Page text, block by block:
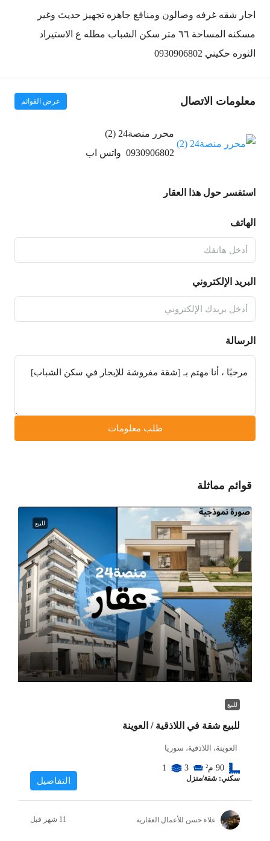
اجار شقه غرفه وصالون ومنافع جاهزه تجهيز حديث وغير
مسكنه المساحة ٦٦ متر سكن الشباب مطله ع الاستيراد
الثوره حكيني 0930906802
معلومات الاتصال عرض القوائم
محرر منصة24 (2)
0930906802 واتس اب
استفسر حول هذا العقار
الهاتف
البريد الإلكتروني
الرسالة
طلب معلومات
قوائم مماثلة
للبيع
للبيع
للبيع شقة في اللاذقية / العوينة
العوينة، اللاذقية، سوريا
90 م² 3
1
سكني: شقة/منزل التفاصيل
علاء حسن للأعمال العقارية